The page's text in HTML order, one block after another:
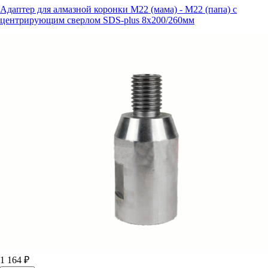
Адаптер для алмазной коронки M22 (мама) - M22 (папа) с
центрирующим сверлом SDS-plus 8х200/260мм
1 164 ₽